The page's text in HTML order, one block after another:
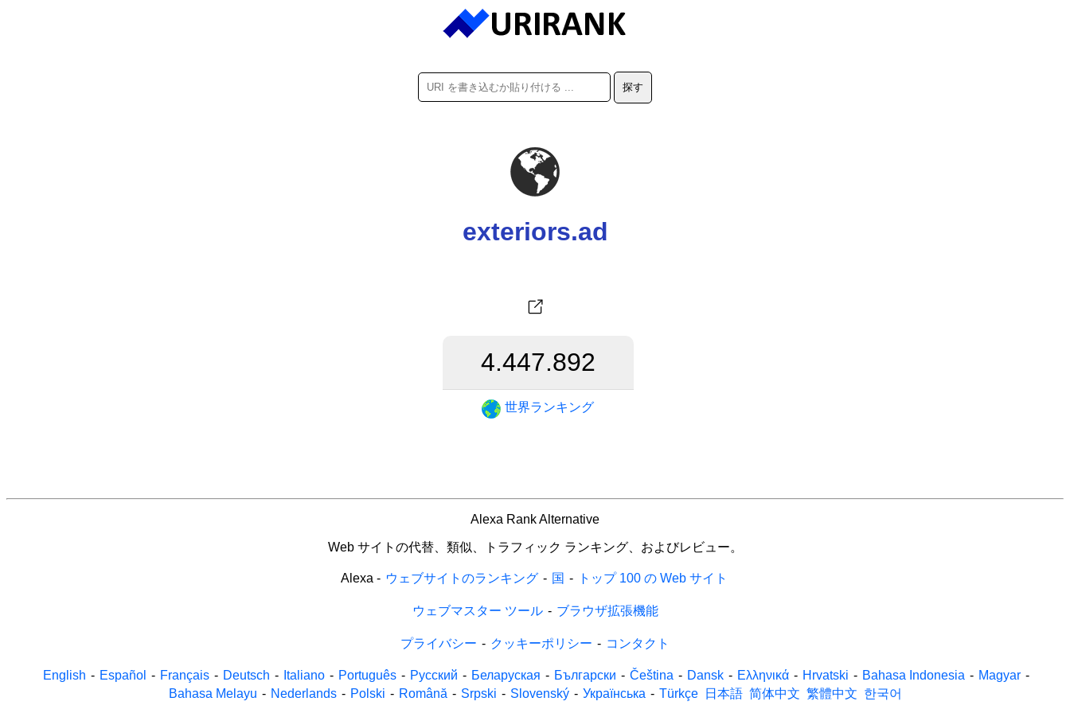
exteriors.ad
4.447.892
世界ランキング
Alexa Rank Alternative
Web サイトの代替、類似、トラフィック ランキング、およびレビュー。
Alexa - ウェブサイトのランキング - 国 - トップ 100 の Web サイト
ウェブマスター ツール - ブラウザ拡張機能
プライバシー - クッキーポリシー - コンタクト
English - Español - Français - Deutsch - Italiano - Português - Русский - Беларуская - Български - Čeština - Dansk - Ελληνικά - Hrvatski - Bahasa Indonesia - Magyar -
Bahasa Melayu - Nederlands - Polski - Română - Srpski - Slovenský - Українська - Türkçe 日本語 简体中文 繁體中文 한국어